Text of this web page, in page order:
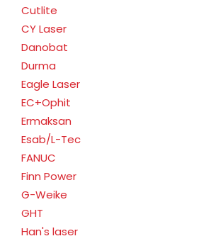
Cutlite
CY Laser
Danobat
Durma
Eagle Laser
EC+Ophit
Ermaksan
Esab/L-Tec
FANUC
Finn Power
G-Weike
GHT
Han's laser